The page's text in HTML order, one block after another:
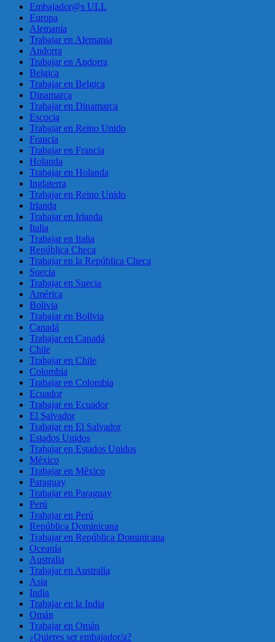
Embajador@s ULL
Europa
Alemania
Trabajar en Alemania
Andorra
Trabajar en Andorra
Belgica
Trabajar en Belgica
Dinamarca
Trabajar en Dinamarca
Escocia
Trabajar en Reino Unido
Francia
Trabajar en Francia
Holanda
Trabajar en Holanda
Inglaterra
Trabajar en Reino Unido
Irlanda
Trabajar en Irlanda
Italia
Trabajar en Italia
República Checa
Trabajar en la República Checa
Suecia
Trabajar en Suecia
América
Bolivia
Trabajar en Bolivia
Canadá
Trabajar en Canadá
Chile
Trabajar en Chile
Colombia
Trabajar en Colombia
Ecuador
Trabajar en Ecuador
El Salvador
Trabajar en El Salvador
Estados Unidos
Trabajar en Estados Unidos
México
Trabajar en México
Paraguay
Trabajar en Paraguay
Perú
Trabajar en Perú
República Dominicana
Trabajar en República Dominicana
Oceanía
Australia
Trabajar en Australia
Asia
India
Trabajar en la India
Omán
Trabajar en Omán
¿Quieres ser embajador/a?